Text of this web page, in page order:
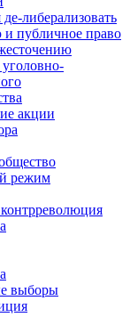
либерализовать
публичное право
акции
режим
выборы